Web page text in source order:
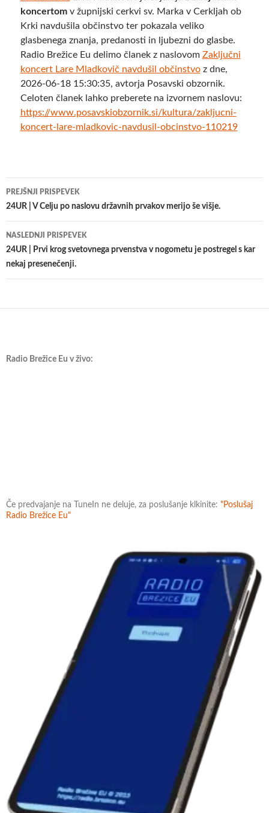
koncertomv župnijski cerkvi sv. Marka v Cerkljah ob
Krki navdušila občinstvo ter pokazala veliko
glasbenega znanja, predanosti in ljubezni do glasbe.
Radio Brežice Eu delimo članek z naslovom Zaključni
koncert Lare Mladkovič navdušil občinstvoz dne,
2026-06-18 15:30:35, avtorja Posavski obzornik.
Celoten članek lahko preberete na izvornem naslovu:
https://www.posavskiobzornik.si/kultura/zakljucni-
koncert-lare-mladkovic-navdusil-obcinstvo-110219
Krmarjenje
po
prispevkih
PREJŠNJI PRISPEVEK
24UR | V Celju po naslovu državnih prvakov merijo še višje.
NASLEDNJI PRISPEVEK
24UR | Prvi krog svetovnega prvenstva v nogometu je postregel s kar
nekaj presenečenji.
Radio Brežice Eu v živo:
Če predvajanje na TuneIn ne deluje, za poslušanje klkinite: "Poslušaj
Radio Brežice Eu"